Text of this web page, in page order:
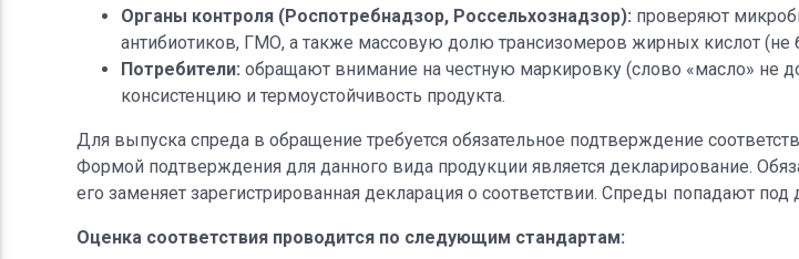
Органы контроля (Роспотребнадзор, Россельхознадзор): проверяют
антибиотиков, ГМО, а также массовую долю трансизомеров жирных кислот (не
Потребители: обращают внимание на честную маркировку (слово «масло» не
консистенцию и термоустойчивость продукта.
Для выпуска спреда в обращение требуется обязательное подтверждение
Формой подтверждения для данного вида продукции является декларирование.
его заменяет зарегистрированная декларация о соответствии. Спреды попадают
Оценка соответствия проводится по следующим стандартам: